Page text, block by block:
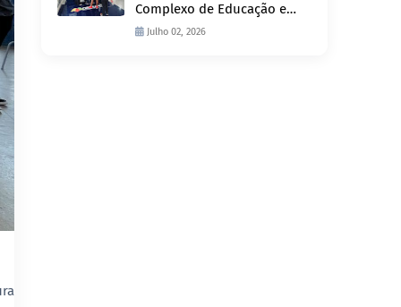
Complexo de Educação e
Fiscalização de Trânsito
Julho 02, 2026